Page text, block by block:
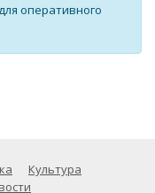
оперативного
Культура